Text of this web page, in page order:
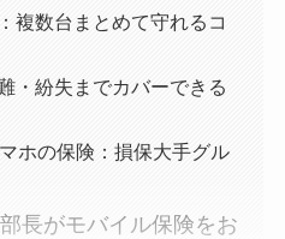
複数台まとめて守れるコ
・紛失までカバーできる
ホの保険：損保大手グル
長がモバイル保険をお